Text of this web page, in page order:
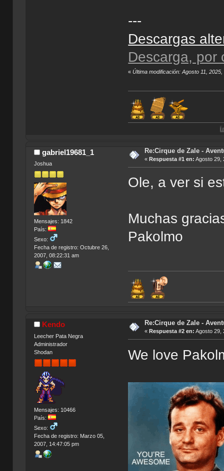
---
Descargas
Descarga, por
«Última modificación: Agosto 11,
Índice de
gabriel19681_1
Joshua
Mensajes: 1842
País:
Sexo:
Fecha de registro: Octubre 26,
2007, 08:22:31 am
Re:Cirque de Zale -
« Respuesta #1 en: Agosto 29,
Ole, a ver si
Muchas
Pakolmo
Kendo
Leecher Pata Negra
Administrador
Shodan
Mensajes: 10466
País:
Sexo:
Fecha de registro: Marzo 05,
2007, 14:47:05 pm
Re:Cirque de Zale -
« Respuesta #2 en: Agosto 29,
We love